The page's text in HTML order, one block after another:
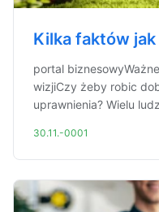
Kilka faktów
portal
wizjiCzy żeby robic
uprawnienia? Wielu
30.11.-0001